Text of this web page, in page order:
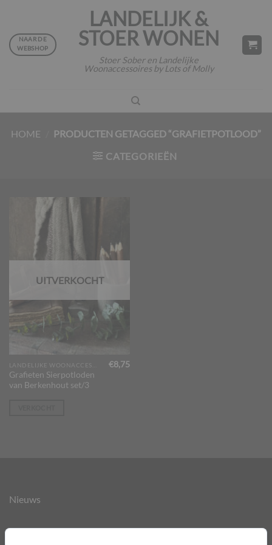
inhoud
LANDELIJK &
STOER WONEN
Stoer Sober en Landelijke
Woonaccessoires by Lots of Molly
NAAR DE
WEBSHOP
HOME
PRODUCTEN GETAGGED “GRAFIETPOTLOOD”
CATEGORIEËN
UITVERKOCHT
Grafieten Sierpotloden
van Berkenhout set/3
€8,75
Nieuws